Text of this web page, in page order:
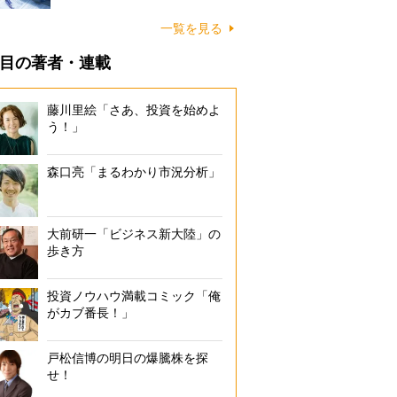
一覧を見る
の著者・連載
藤川里絵「さあ、投資を始めよ
う！」
森口亮「まるわかり市況分析」
大前研一「ビジネス新大陸」の
歩き方
投資ノウハウ満載コミック「俺
がカブ番長！」
戸松信博の明日の爆騰株を探
せ！